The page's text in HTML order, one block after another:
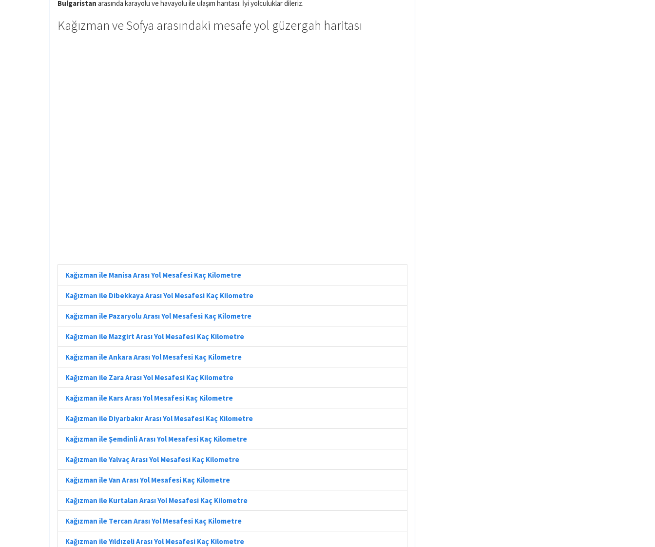
Bulgaristan arasında karayolu ve havayolu ile ulaşım harıtası. İyi yolculuklar dileriz.
Kağızman ve Sofya arasındaki mesafe yol güzergah haritası
Kağızman ile Manisa Arası Yol Mesafesi Kaç Kilometre
Kağızman ile Dibekkaya Arası Yol Mesafesi Kaç Kilometre
Kağızman ile Pazaryolu Arası Yol Mesafesi Kaç Kilometre
Kağızman ile Mazgirt Arası Yol Mesafesi Kaç Kilometre
Kağızman ile Ankara Arası Yol Mesafesi Kaç Kilometre
Kağızman ile Zara Arası Yol Mesafesi Kaç Kilometre
Kağızman ile Kars Arası Yol Mesafesi Kaç Kilometre
Kağızman ile Diyarbakır Arası Yol Mesafesi Kaç Kilometre
Kağızman ile Şemdinli Arası Yol Mesafesi Kaç Kilometre
Kağızman ile Yalvaç Arası Yol Mesafesi Kaç Kilometre
Kağızman ile Van Arası Yol Mesafesi Kaç Kilometre
Kağızman ile Kurtalan Arası Yol Mesafesi Kaç Kilometre
Kağızman ile Tercan Arası Yol Mesafesi Kaç Kilometre
Kağızman ile Yıldızeli Arası Yol Mesafesi Kaç Kilometre